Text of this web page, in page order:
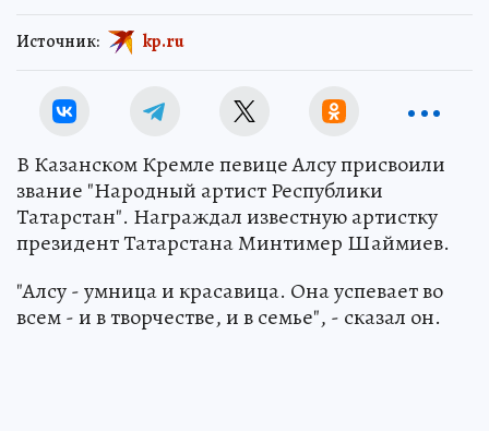
Источник: kp.ru
В Казанском Кремле певице Алсу присвоили
звание "Народный артист Республики
Татарстан". Награждал известную артистку
президент Татарстана Минтимер Шаймиев.
"Алсу - умница и красавица. Она успевает во
всем - и в творчестве, и в семье", - сказал он.